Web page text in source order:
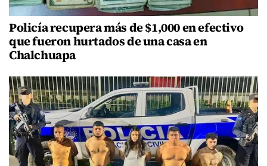
Policía recupera más de $1,000 en efectivo
que fueron hurtados de una casa en
Chalchuapa